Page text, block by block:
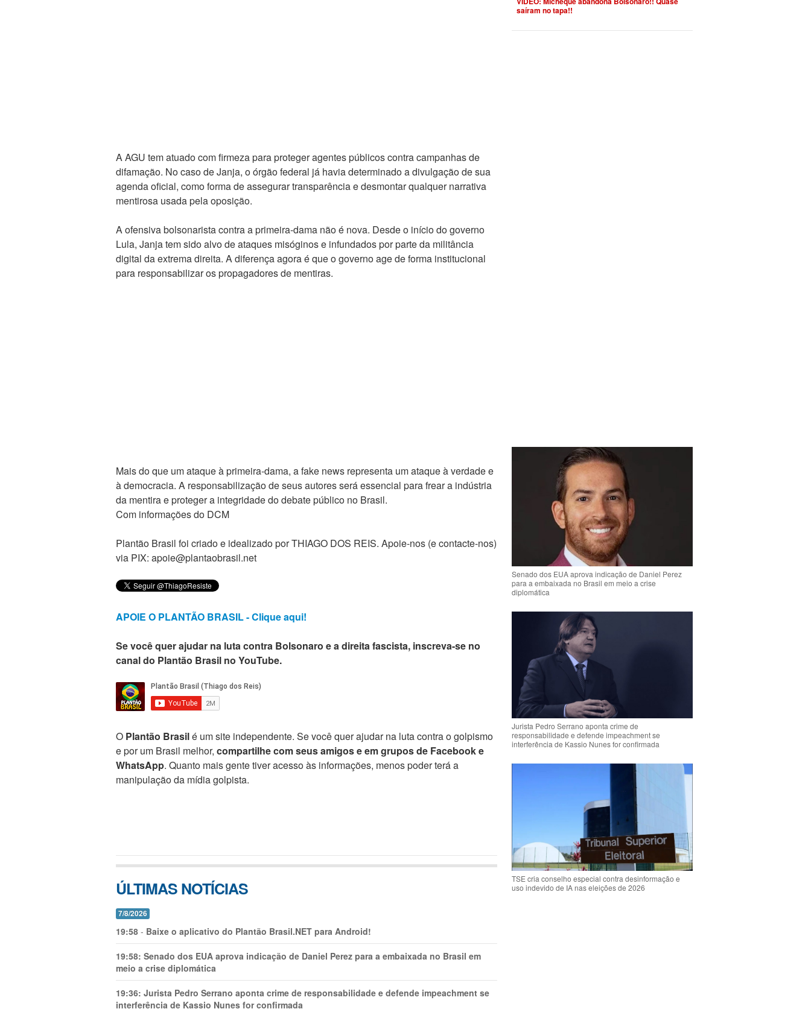
A AGU tem atuado com firmeza para proteger agentes públicos contra campanhas de
difamação. No caso de Janja, o órgão federal já havia determinado a divulgação de sua
agenda oficial, como forma de assegurar transparência e desmontar qualquer narrativa
mentirosa usada pela oposição.
A ofensiva bolsonarista contra a primeira-dama não é nova. Desde o início do governo
Lula, Janja tem sido alvo de ataques misóginos e infundados por parte da militância
digital da extrema direita. A diferença agora é que o governo age de forma institucional
para responsabilizar os propagadores de mentiras.
Mais do que um ataque à primeira-dama, a fake news representa um ataque à verdade e
à democracia. A responsabilização de seus autores será essencial para frear a indústria
da mentira e proteger a integridade do debate público no Brasil.
Com informações do DCM
Plantão Brasil foi criado e idealizado por THIAGO DOS REIS. Apoie-nos (e contacte-nos)
via PIX: apoie@plantaobrasil.net
APOIE O PLANTÃO BRASIL - Clique aqui!
Se você quer ajudar na luta contra Bolsonaro e a direita fascista, inscreva-se no
canal do Plantão Brasil no YouTube.
O Plantão Brasilé um site independente. Se você quer ajudar na luta contra o golpismo
e por um Brasil melhor, compartilhe com seus amigos e em grupos de Facebook e
WhatsApp. Quanto mais gente tiver acesso às informações, menos poder terá a
manipulação da mídia golpista.
ÚLTIMAS NOTÍCIAS
7/8/2026
19:58 - Baixe o aplicativo do Plantão Brasil.NET para Android!
19:58: Senado dos EUA aprova indicação de Daniel Perez para a embaixada no Brasil em
meio a crise diplomática
19:36: Jurista Pedro Serrano aponta crime de responsabilidade e defende impeachment se
interferência de Kassio Nunes for confirmada
saíram no tapa!!
Senado dos EUA aprova indicação de Daniel Perez
para a embaixada no Brasil em meio a crise
diplomática
Jurista Pedro Serrano aponta crime de
responsabilidade e defende impeachment se
interferência de Kassio Nunes for confirmada
TSE cria conselho especial contra desinformação e
uso indevido de IA nas eleições de 2026